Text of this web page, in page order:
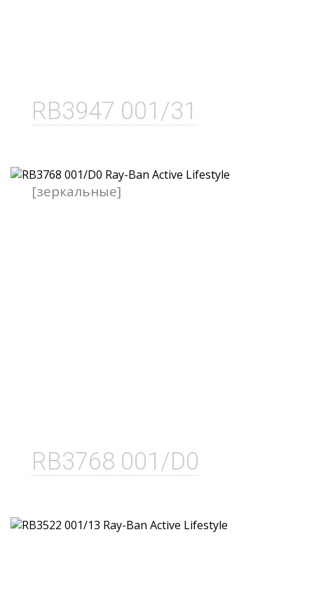
RB3947 001/31
RB3768 001/D0
[зеркальные]